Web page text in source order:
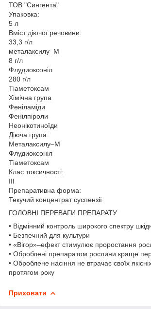
ТОВ "Сингента"
Упаковка:
5 л
Вміст діючої речовини:
33,3 г/л
металаксилу–М
8 г/л
Флудиоксоніл
280 г/л
Тіаметоксам
Хімічна група
Феніламіди
Фенілпіроли
Неонікотиноїди
Діюча група:
Металаксилу–М
Флудиоксоніл
Тіаметоксам
Клас токсичності:
III
Препаративна форма:
Текучий концентрат суспензії
ГОЛОВНІ ПЕРЕВАГИ ПРЕПАРАТУ
• Відмінний контроль широкого спектру
• Безпечний для культури
• «Вігор»–ефект стимулює проростання
• Оброблені препаратом рослини краще
• Оброблене насіння не втрачає своїх
протягом року
Приховати